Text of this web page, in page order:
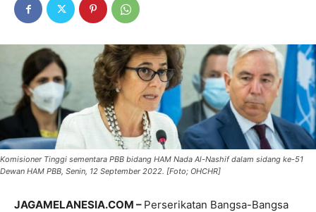
Komisioner Tinggi sementara PBB bidang HAM Nada Al-Nashif dalam sidang ke-51
Dewan HAM PBB, Senin, 12 September 2022. [Foto; OHCHR]
JAGAMELANESIA.COM – Perserikatan Bangsa-Bangsa